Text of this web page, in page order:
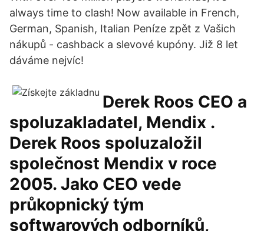
always time to clash! Now available in French,
German, Spanish, Italian Peníze zpět z Vašich
nákupů - cashback a slevové kupóny. Již 8 let
dáváme nejvíc!
Derek Roos CEO a
spoluzakladatel, Mendix .
Derek Roos spoluzaložil
společnost Mendix v roce
2005. Jako CEO vede
průkopnický tým
softwarových odborníků,